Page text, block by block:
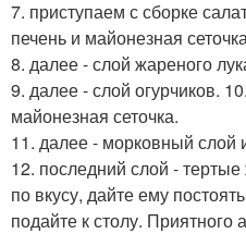
7. приступаем с сборке
печень и майонезная
8. далее - слой жареного
9. далее - слой огурчиков.
майонезная сеточка.
11. далее - морковный слой
12. последний слой - тертые
по вкусу, дайте ему
подайте к столу. Приятного